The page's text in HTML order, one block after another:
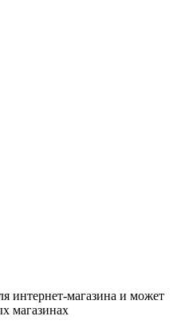
интернет-магазина и может
магазинах